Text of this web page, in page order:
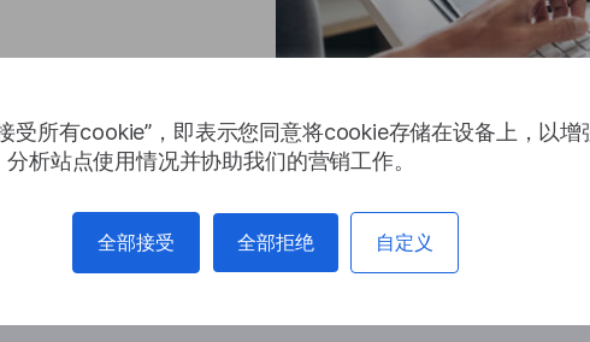
受所有cookie”，即表示您同意将cookie存储在设备上，以增
析站点使用情况并协助我们的营销工作。
全部接受 全部拒绝 自定义